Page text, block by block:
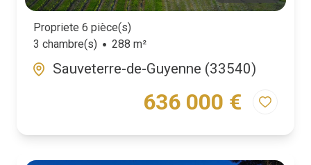
Propriete 6 pièce(s)
3 chambre(s)
288 m²
Sauveterre-de-Guyenne (33540)
636 000 €